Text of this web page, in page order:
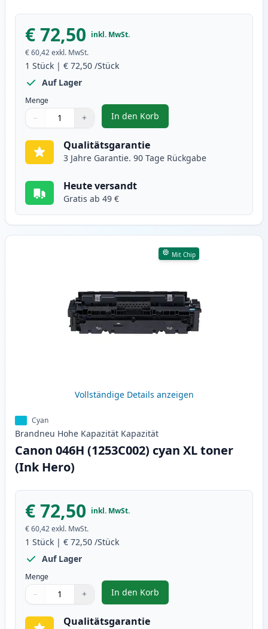
€ 72,50 inkl. MwSt.
€ 60,42exkl. MwSt.
1 Stück | € 72,50 /Stück
Auf Lager
Menge
Verwenden Sie die Tasten, um anzupassen
− +
1
In den Korb
, Canon 046H (1254C002)
Qualitätsgarantie
3 Jahre Garantie. 90 Tage Rückgabe
Heute versandt
Gratis ab 49 €
Mit Chip
Vollständige Details anzeigen
Cyan
Brandneu Hohe Kapazität Kapazität
Canon 046H (1253C002) cyan XL toner
(Ink Hero)
€ 72,50 inkl. MwSt.
€ 60,42exkl. MwSt.
1 Stück | € 72,50 /Stück
Auf Lager
Menge
Verwenden Sie die Tasten, um anzupassen
− +
1
In den Korb
, Canon 046H (1253C002) cyan
Qualitätsgarantie